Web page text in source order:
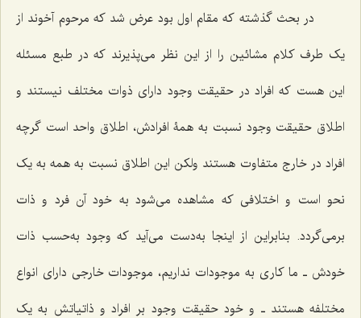
در بحث گذشته که مقام اول بود عرض شد که مرحوم آخوند از
یک طرف کلام مشائین را از این نظر مى‌پذیرند که در طبع مسئله
این هست که افراد در حقیقت وجود داراى ذوات مختلف نیستند و
اطلاق حقیقت وجود نسبت به همۀ افرادش، اطلاق واحد است گرچه
افراد در خارج متفاوت هستند ولکن این اطلاق نسبت به همه به یک
نحو است و اختلافى که مشاهده مى‌شود به خود آن فرد و ذات
برمی‌گردد. بنابراین از اینجا به‌دست مى‌آید که وجود به‌حسب ذات
خودش ـ ما کارى به موجودات نداریم، موجودات خارجى داراى انواع
مختلفه هستند ـ و خود حقیقت وجود بر افراد و ذاتیاتش به یک